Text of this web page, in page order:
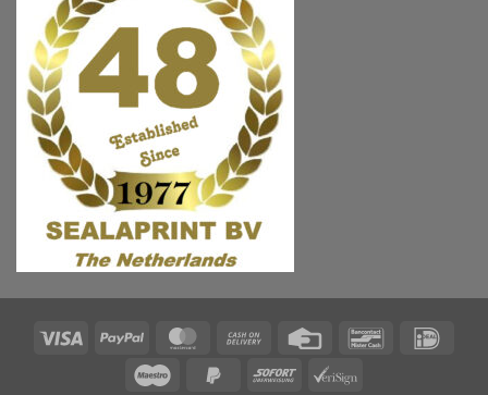
Visa PayPal MasterCardCash
Delivery
Credit
Bancontact
Maestro
PayPal
Sofort